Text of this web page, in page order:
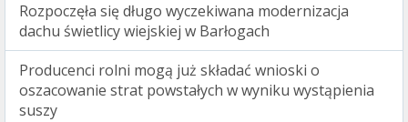
Rozpoczęła się długo wyczekiwana modernizacja
dachu świetlicy wiejskiej w Barłogach
Producenci rolni mogą już składać wnioski o
oszacowanie strat powstałych w wyniku wystąpienia
suszy